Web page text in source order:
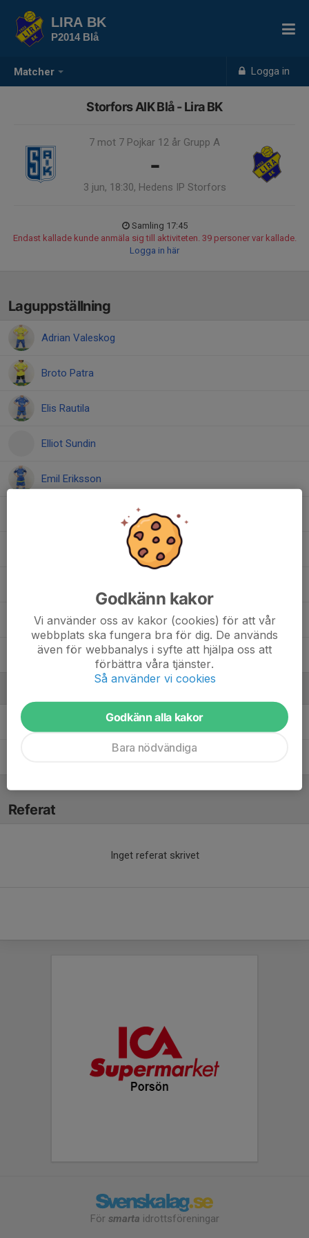
Matcher Logga in
LIRA BK
P2014 Blå
Storfors AIK Blå - Lira BK
7 mot 7 Pojkar 12 år Grupp A
-
3 jun, 18:30, Hedens IP Storfors
Samling 17:45
Endast kallade kunde anmäla sig till aktiviteten. 39 personer var kallade.
Logga in här
Laguppställning
Adrian Valeskog
Broto Patra
Elis Rautila
Elliot Sundin
Emil Eriksson
Louie Lindberg Longkoed
Oscar Sjöstrand
Theodor Deak
Robert HällmarkTränare
Referat
Inget referat skrivet
För smarta idrottsföreningar
Godkänn kakor
Vi använder oss av kakor (cookies) för att vår
webbplats ska fungera bra för dig. De används
även för webbanalys i syfte att hjälpa oss att
förbättra våra tjänster.
Så använder vi cookies
Godkänn alla kakor
Bara nödvändiga